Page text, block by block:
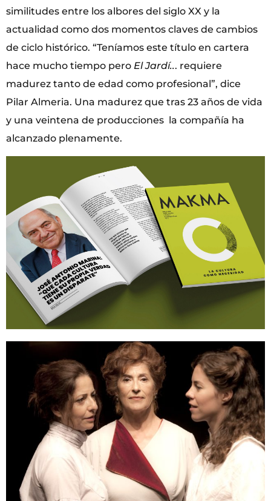
similitudes entre los albores del siglo XX y la
actualidad como dos momentos claves de cambios
de ciclo histórico. “Teníamos este título en cartera
hace mucho tiempo pero El Jardí... requiere
madurez tanto de edad como profesional”, dice
Pilar Almeria. Una madurez que tras 23 años de vida
y una veintena de producciones la compañía ha
alcanzado plenamente.